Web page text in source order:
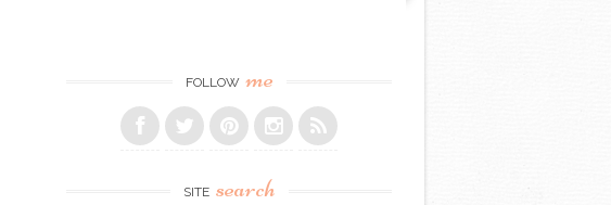
FOLLOW me
SITE search